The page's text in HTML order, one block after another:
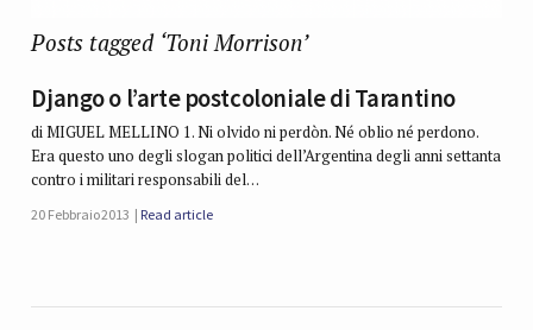
Posts tagged ‘Toni Morrison’
Django o l’arte postcoloniale di Tarantino
di MIGUEL MELLINO 1. Ni olvido ni perdòn. Né oblio né perdono.
Era questo uno degli slogan politici dell’Argentina degli anni settanta
contro i militari responsabili del…
20 Febbraio 2013 Read article